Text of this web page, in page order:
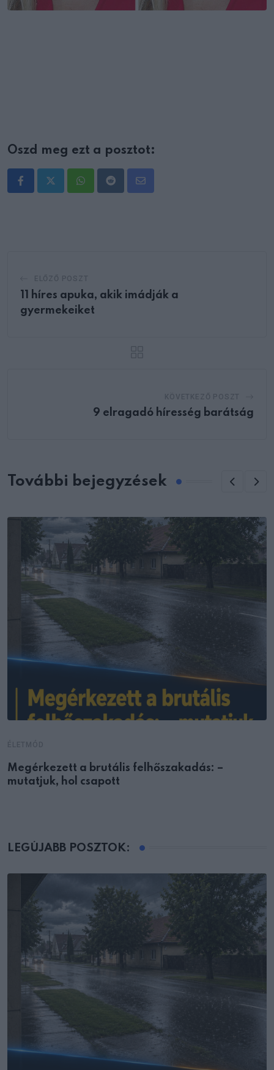
Oszd meg ezt a posztot:
WhatsappRedditShare
11 híres apuka, akik imádják a
gyermekeiket
9 elragadó híresség barátság
További bejegyzések
Megérkezett a brutális felhőszakadás: –
mutatjuk, hol csapott
LEGÚJABB POSZTOK: